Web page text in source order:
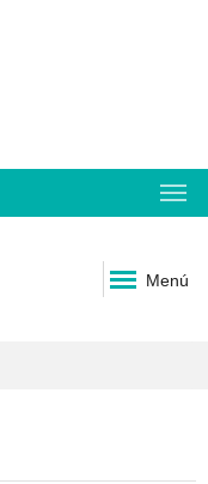
Menú